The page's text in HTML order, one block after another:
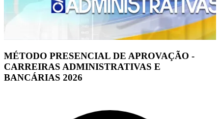
MÉTODO PRESENCIAL DE APROVAÇÃO -
CARREIRAS ADMINISTRATIVAS E
BANCÁRIAS 2026